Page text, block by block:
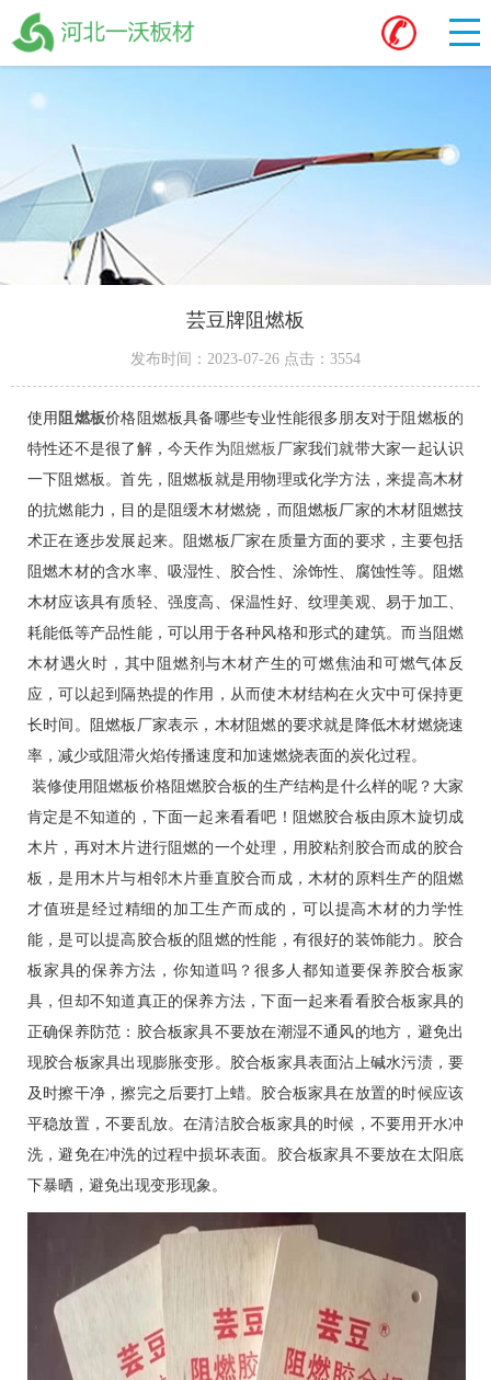
芸豆牌阻燃板
发布时间：2023-07-26 点击：3554
使用 阻燃板价格阻燃板具备哪些专业性能很多朋友对于阻燃板的
特性还不是很了解，今天作为 阻燃板 厂家我们就带大家一起认识
一下阻燃板。首先，阻燃板就是用物理或化学方法，来提高木材
的抗燃能力，目的是阻缓木材燃烧，而阻燃板厂家的木材阻燃技
术正在逐步发展起来。阻燃板厂家在质量方面的要求，主要包括
阻燃木材的含水率、吸湿性、胶合性、涂饰性、腐蚀性等。阻燃
木材应该具有质轻、强度高、保温性好、纹理美观、易于加工、
耗能低等产品性能，可以用于各种风格和形式的建筑。而当阻燃
木材遇火时，其中阻燃剂与木材产生的可燃焦油和可燃气体反
应，可以起到隔热提的作用，从而使木材结构在火灾中可保持更
长时间。阻燃板厂家表示，木材阻燃的要求就是降低木材燃烧速
率，减少或阻滞火焰传播速度和加速燃烧表面的炭化过程。
装修使用阻燃板价格阻燃胶合板的生产结构是什么样的呢？大家
肯定是不知道的，下面一起来看看吧！阻燃胶合板由原木旋切成
木片，再对木片进行阻燃的一个处理，用胶粘剂胶合而成的胶合
板，是用木片与相邻木片垂直胶合而成，木材的原料生产的阻燃
才值班是经过精细的加工生产而成的，可以提高木材的力学性
能，是可以提高胶合板的阻燃的性能，有很好的装饰能力。胶合
板家具的保养方法，你知道吗？很多人都知道要保养胶合板家
具，但却不知道真正的保养方法，下面一起来看看胶合板家具的
正确保养防范：胶合板家具不要放在潮湿不通风的地方，避免出
现胶合板家具出现膨胀变形。胶合板家具表面沾上碱水污渍，要
及时擦干净，擦完之后要打上蜡。胶合板家具在放置的时候应该
平稳放置，不要乱放。在清洁胶合板家具的时候，不要用开水冲
洗，避免在冲洗的过程中损坏表面。胶合板家具不要放在太阳底
下暴晒，避免出现变形现象。